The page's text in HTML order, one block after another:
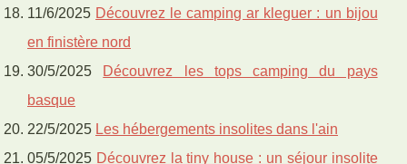
11/6/2025 Découvrez le camping ar kleguer : un bijou
en finistère nord
30/5/2025
Découvrez les tops camping du pays
basque
22/5/2025 Les hébergements insolites dans l'ain
05/5/2025 Découvrez la tiny house : un séjour insolite